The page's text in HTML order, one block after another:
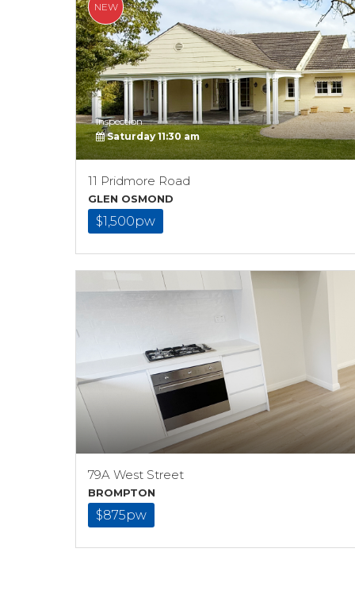
NEW
Inspection
Saturday 11:30 am
11 Pridmore Road
GLEN OSMOND
$1,500pw
79A West Street
BROMPTON
$875pw